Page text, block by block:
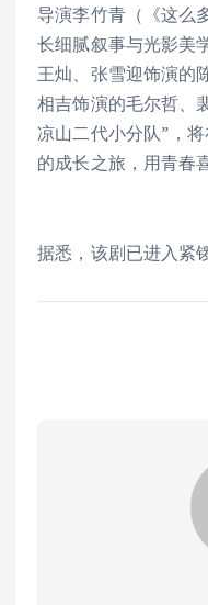
导演李竹青（《这么
长细腻叙事与光影美
王灿、张雪迎饰演的
相吉饰演的毛尔哲、
凉山二代小分队”，
的成长之旅，用青春
据悉，该剧已进入紧